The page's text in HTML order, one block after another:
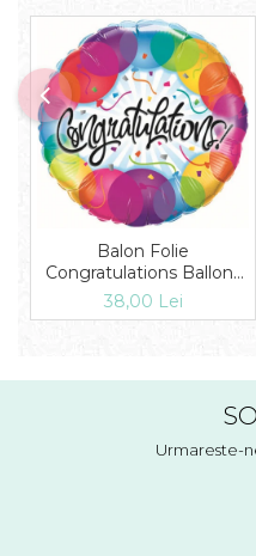
Balon Folie
Congratulations Ballons
45 cm 1 buc DB33360
38,00 Lei
Urmareste-